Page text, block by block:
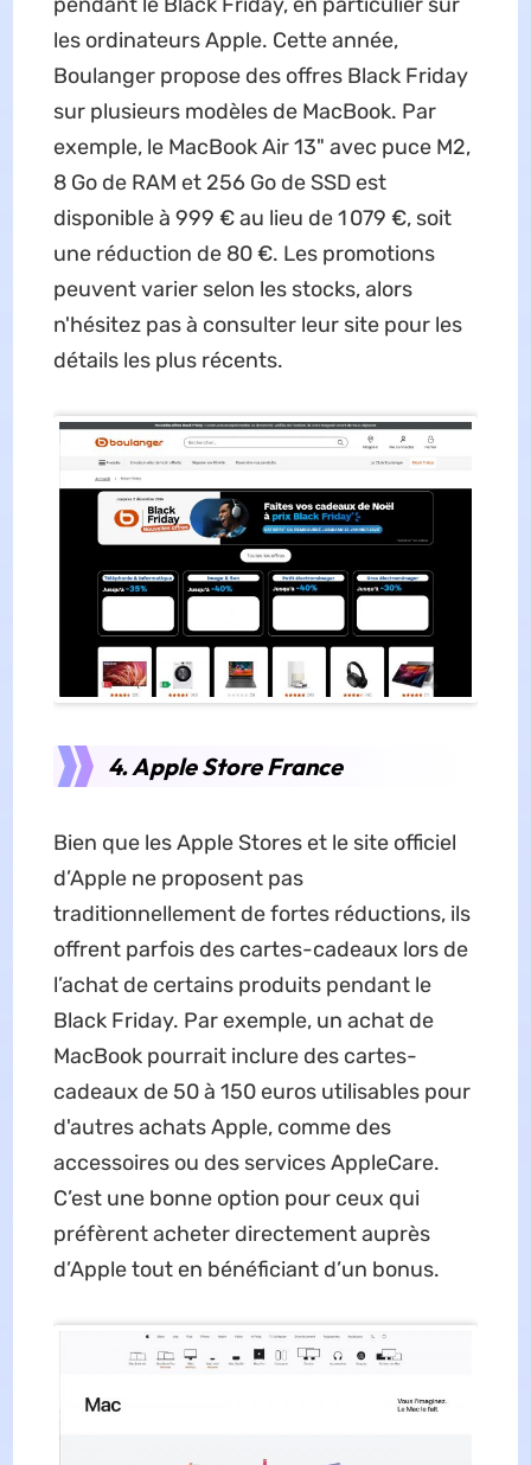
pendant le Black Friday, en particulier sur
les ordinateurs Apple. Cette année,
Boulanger propose des offres Black Friday
sur plusieurs modèles de MacBook. Par
exemple, le MacBook Air 13" avec puce M2,
8 Go de RAM et 256 Go de SSD est
disponible à 999 € au lieu de 1 079 €, soit
une réduction de 80 €. Les promotions
peuvent varier selon les stocks, alors
n'hésitez pas à consulter leur site pour les
détails les plus récents.
4. Apple Store France
Bien que les Apple Stores et le site officiel
d’Apple ne proposent pas
traditionnellement de fortes réductions, ils
offrent parfois des cartes-cadeaux lors de
l’achat de certains produits pendant le
Black Friday. Par exemple, un achat de
MacBook pourrait inclure des cartes-
cadeaux de 50 à 150 euros utilisables pour
d'autres achats Apple, comme des
accessoires ou des services AppleCare.
C’est une bonne option pour ceux qui
préfèrent acheter directement auprès
d’Apple tout en bénéficiant d’un bonus.